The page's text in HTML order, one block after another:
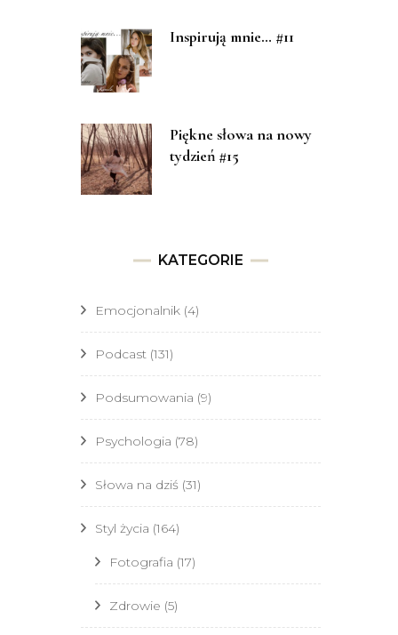
Inspirują mnie… #11
Piękne słowa na nowy
tydzień #15
KATEGORIE
Emocjonalnik (4)
Podcast (131)
Podsumowania (9)
Psychologia (78)
Słowa na dziś (31)
Styl życia (164)
Fotografia (17)
Zdrowie (5)